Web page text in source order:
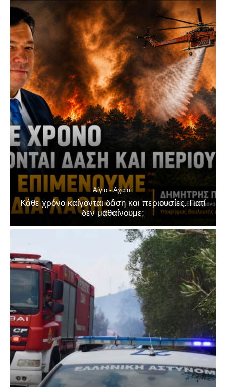
Αίγιο - Αχαΐα
Κάθε χρόνο καίγονται δάση και περιουσίες. Γιατί
δεν μαθαίνουμε;